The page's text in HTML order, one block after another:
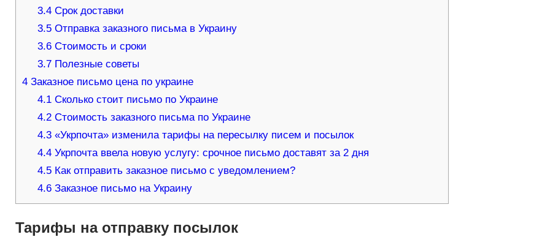
3.4 Срок доставки
3.5 Отправка заказного письма в Украину
3.6 Стоимость и сроки
3.7 Полезные советы
4Заказное письмо цена по украине
4.1 Сколько стоит письмо по Украине
4.2 Стоимость заказного письма по Украине
4.3 «Укрпочта» изменила тарифы на пересылку писем и посылок
4.4 Укрпочта ввела новую услугу: срочное письмо доставят за 2 дня
4.5 Как отправить заказное письмо с уведомлением?
4.6 Заказное письмо на Украину
Тарифы на отправку посылок